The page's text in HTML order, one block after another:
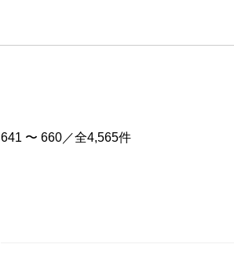
641 〜 660／全4,565件